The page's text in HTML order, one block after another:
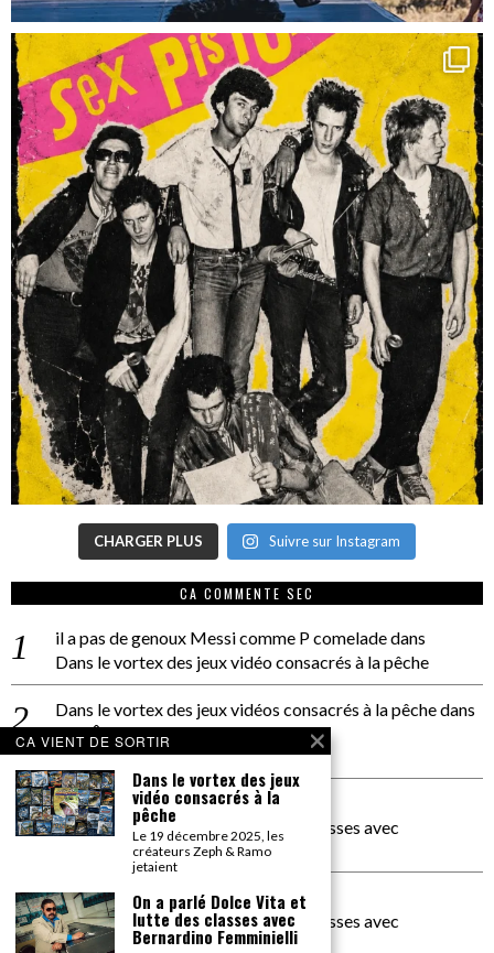
CHARGER PLUS Suivre sur Instagram
CA COMMENTE SEC
il a pas de genoux Messi comme P comeladedans
Dans le vortex des jeux vidéo consacrés à la pêche
Dans le vortex des jeux vidéos consacrés à la pêchedans
PACÔME THIELLEMENT
La séance d’Hip Gnose
La Patrie
dans
On a parlé Dolce Vita et lutte des classes avec
Bernardino Femminielli
carte noire negra à l'o tiededans
On a parlé Dolce Vita et lutte des classes avec
Bernardino Femminielli
CA VIENT DE SORTIR
Dans le vortex des jeux
vidéo consacrés à la
pêche
Le 19 décembre 2025, les
créateurs Zeph & Ramo
jetaient
On a parlé Dolce Vita et
lutte des classes avec
Bernardino Femminielli